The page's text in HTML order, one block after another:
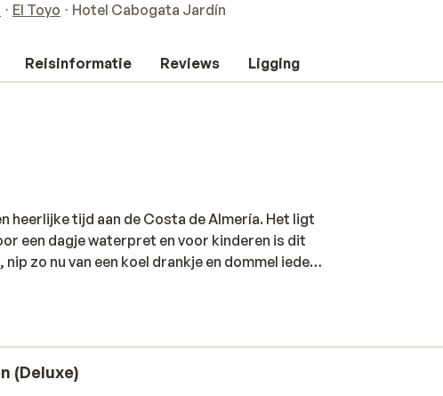
El Toyo Hotel Cabogata Jardín
Reisinformatie Reviews Ligging
heerlijke tijd aan de Costa de Almería. Het ligt
een dagje waterpret en voor kinderen is dit
zo nu van een koel drankje en dommel iedere
vakantie! De kamers zijn netjes ingericht en
(Deluxe)